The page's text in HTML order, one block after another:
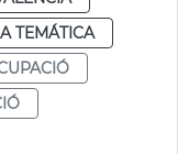
TEMÁTICA